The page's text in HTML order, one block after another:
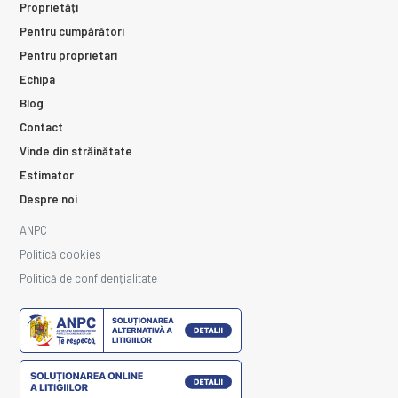
Proprietăți
Pentru cumpărători
Pentru proprietari
Echipa
Blog
Contact
Vinde din străinătate
Estimator
Despre noi
ANPC
Politică cookies
Politică de confidențialitate